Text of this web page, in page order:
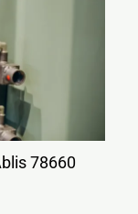
78660